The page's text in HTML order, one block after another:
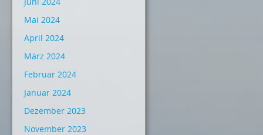
Mai 2024
April 2024
März 2024
Februar 2024
Januar 2024
Dezember 2023
November 2023